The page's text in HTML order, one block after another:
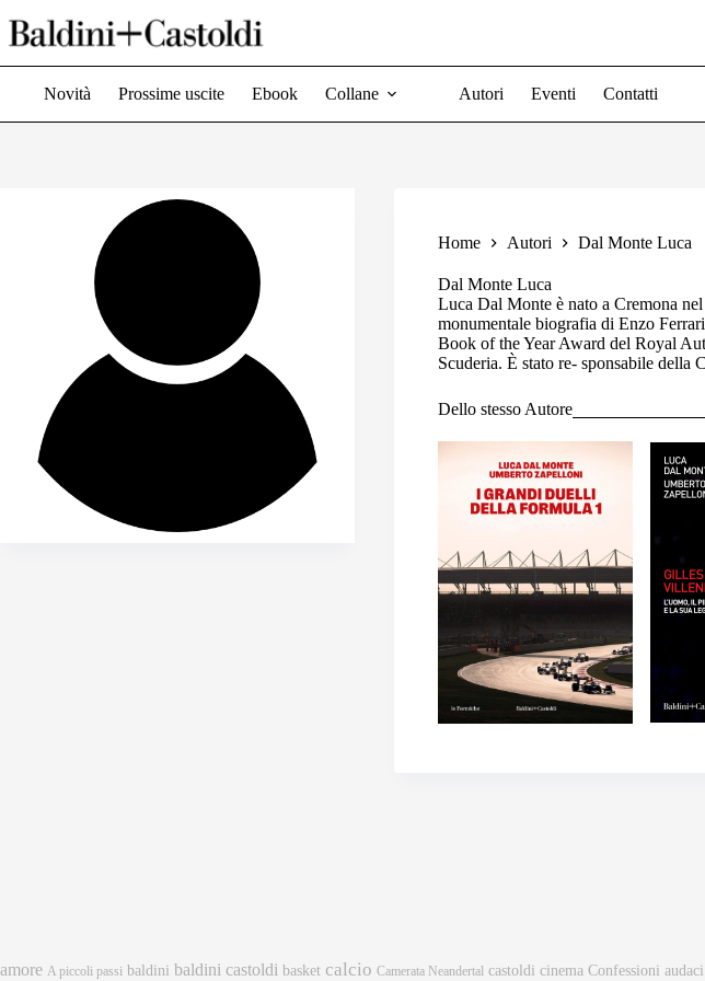
al
contenuto
Novità Prossime uscite Ebook Collane Autori Eventi Contatti
Home Autori Dal Monte Luca
Dal Monte Luca
Luca Dal Monte è nato a Cremona
monumentale biografia di Enzo
Book of the Year Award del Royal
Scuderia. È stato re- sponsabile
Dello stesso Autore
amore A piccoli passi baldini baldini castoldi basket calcio Camerata Neandertal castoldi cinema Confessioni